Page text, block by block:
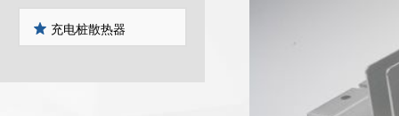
充电桩散热器